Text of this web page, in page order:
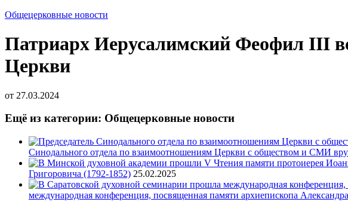
Общецерковные новости
Патриарх Иерусалимский Феофил III
Церкви
от 27.03.2024
Ещё из категории: Общецерковные новости
Синодального отдела по взаимоотношениям Церкви с обществом и СМИ
Григоровича (1792-1852) 25.02.2025
международная конференция, посвященная памяти архиепископа